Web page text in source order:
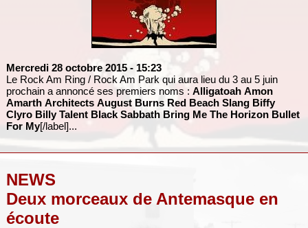
Mercredi 28 octobre 2015 - 15:23
Le Rock Am Ring / Rock Am Park qui aura lieu du 3 au 5 juin
prochain a annoncé ses premiers noms : Alligatoah Amon
Amarth Architects August Burns Red Beach Slang Biffy
Clyro Billy Talent Black Sabbath Bring Me The Horizon Bullet
For My[/label]...
NEWS
Deux morceaux de Antemasque en
écoute